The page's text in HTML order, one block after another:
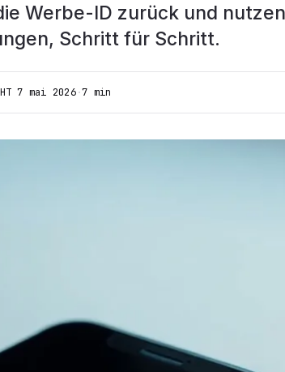
Werbe-ID zurück und
Schritt für Schritt.
7 mai 2026·7 min